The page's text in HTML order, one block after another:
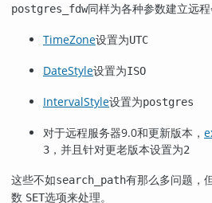
postgres_fdw同样为各种参数建立远程
TimeZone设置为UTC
DateStyle设置为ISO
IntervalStyle设置为postgres
对于远程服务器9.0和更新版本，
3 ，并且针对更老版本设置为2
这些不如search_path有那么多问题，
数 SET选项来处理。